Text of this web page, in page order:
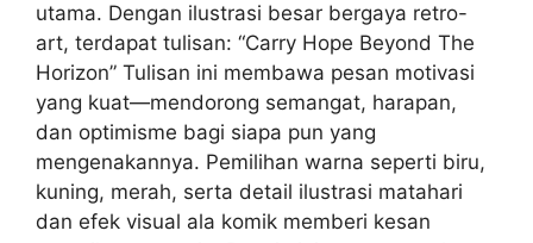
utama. Dengan ilustrasi besar bergaya retro-
art, terdapat tulisan: “Carry Hope Beyond The
Horizon” Tulisan ini membawa pesan motivasi
yang kuat—mendorong semangat, harapan,
dan optimisme bagi siapa pun yang
mengenakannya. Pemilihan warna seperti biru,
kuning, merah, serta detail ilustrasi matahari
dan efek visual ala komik memberi kesan